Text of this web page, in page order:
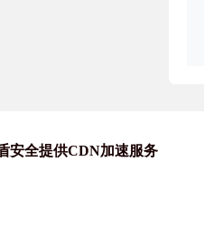
安全提供CDN加速服务